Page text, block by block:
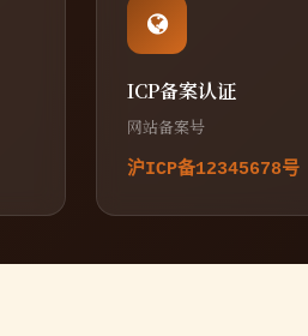
ICP备案认证
网站备案号
沪ICP备12345678号